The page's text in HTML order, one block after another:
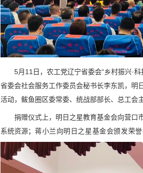
5月11日，农工党辽宁省委会“乡村振兴·
省委会社会服务工作委员会秘书长李东凯，明
活动，鲅鱼圈区委常委、统战部部长、总工会
捐赠仪式上，明日之星教育基金会向营口
系统资源； 蒋小兰向明日之星基金会颁发荣